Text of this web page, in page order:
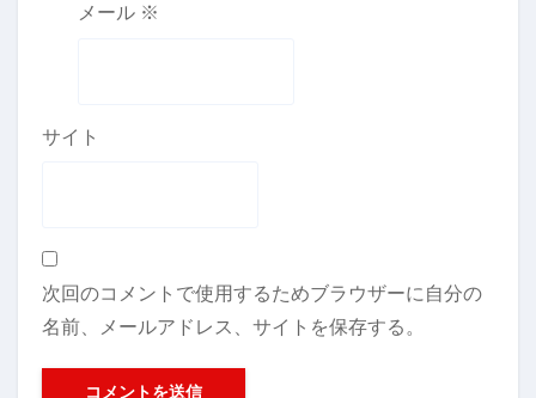
メール ※
サイト
次回のコメントで使用するためブラウザーに自分の
名前、メールアドレス、サイトを保存する。